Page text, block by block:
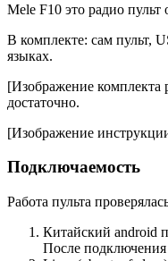
Mele F10 это радио
В комплекте: сам пульт,
языках.
[Изображение комплекта
достаточно.
[Изображение
Подключаемость
Работа пульта
Китайский android
После подключения